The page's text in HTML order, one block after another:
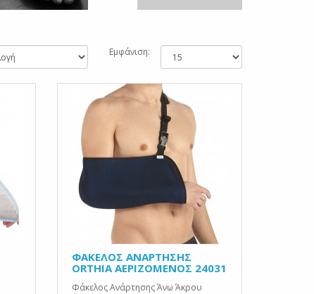
Εμφάνιση:
ΦΑΚΕΛΟΣ ΑΝΑΡΤΗΣΗΣ
ORTHIA ΑΕΡΙΖΟΜΕΝΟΣ 24031
Φάκελος Ανάρτησης Άνω Άκρου